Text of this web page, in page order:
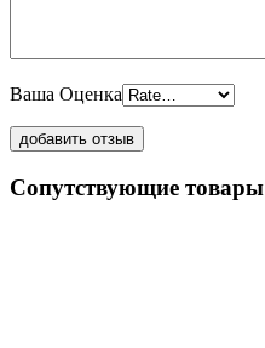
Ваша Оценка
Сопутствующие товары